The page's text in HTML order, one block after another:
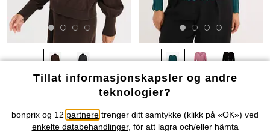
319 kr
hullmønster
299 kr
Tillat informasjonskapsler og andre
teknologier?
bonprix og 12 partnere trenger ditt samtykke (klikk på «OK») ved
enkelte databehandlinger, för att lagra och/eller hämta